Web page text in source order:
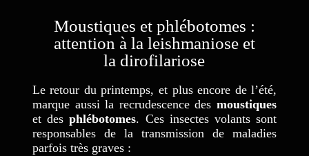
Moustiques et phlébotomes :
attention à la leishmaniose et
la dirofilariose
Le retour du printemps, et plus encore de l’été,
marque aussi la recrudescence desmoustiques
et desphlébotomes. Ces insectes volants sont
responsables de la transmission de maladies
parfois très graves :